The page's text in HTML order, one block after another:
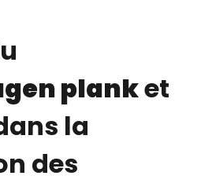
planket
la
des